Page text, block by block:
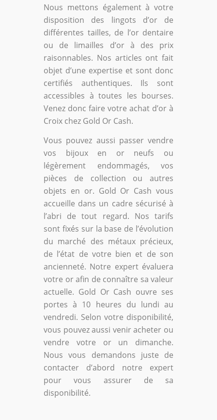
Nous mettons également à votre
disposition des lingots d’or de
différentes tailles, de l’or dentaire
ou de limailles d’or à des prix
raisonnables. Nos articles ont fait
objet d’une expertise et sont donc
certifiés authentiques. Ils sont
accessibles à toutes les bourses.
Venez donc faire votre achat d’or à
Croix chez Gold Or Cash.
Vous pouvez aussi passer vendre
vos bijoux en or neufs ou
légèrement endommagés, vos
pièces de collection ou autres
objets en or. Gold Or Cash vous
accueille dans un cadre sécurisé à
l’abri de tout regard. Nos tarifs
sont fixés sur la base de l’évolution
du marché des métaux précieux,
de l’état de votre bien et de son
ancienneté. Notre expert évaluera
votre or afin de connaître sa valeur
actuelle. Gold Or Cash ouvre ses
portes à 10 heures du lundi au
vendredi. Selon votre disponibilité,
vous pouvez aussi venir acheter ou
vendre votre or un dimanche.
Nous vous demandons juste de
contacter d’abord notre expert
pour vous assurer de sa
disponibilité.